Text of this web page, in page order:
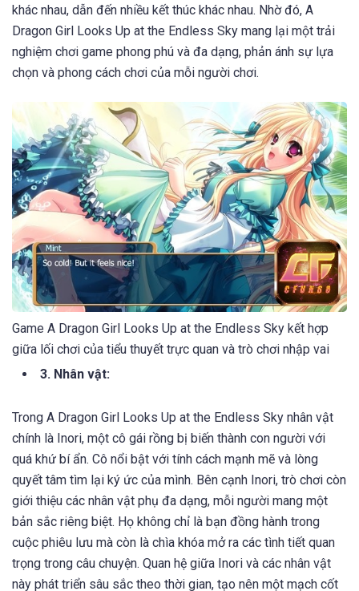
khác nhau, dẫn đến nhiều kết thúc khác nhau. Nhờ đó, A
Dragon Girl Looks Up at the Endless Sky mang lại một trải
nghiệm chơi game phong phú và đa dạng, phản ánh sự lựa
chọn và phong cách chơi của mỗi người chơi.
Game A Dragon Girl Looks Up at the Endless Sky kết hợp
giữa lối chơi của tiểu thuyết trực quan và trò chơi nhập vai
3. Nhân vật:
Trong A Dragon Girl Looks Up at the Endless Sky nhân vật
chính là Inori, một cô gái rồng bị biến thành con người với
quá khứ bí ẩn. Cô nổi bật với tính cách mạnh mẽ và lòng
quyết tâm tìm lại ký ức của mình. Bên cạnh Inori, trò chơi còn
giới thiệu các nhân vật phụ đa dạng, mỗi người mang một
bản sắc riêng biệt. Họ không chỉ là bạn đồng hành trong
cuộc phiêu lưu mà còn là chìa khóa mở ra các tình tiết quan
trọng trong câu chuyện. Quan hệ giữa Inori và các nhân vật
này phát triển sâu sắc theo thời gian, tạo nên một mạch cốt